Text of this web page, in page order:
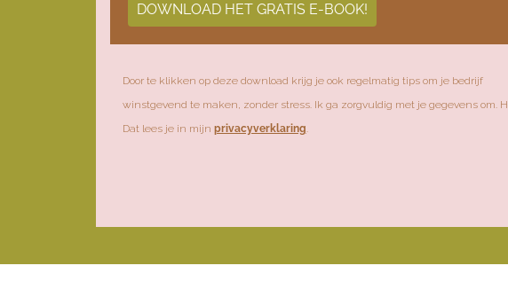
DOWNLOAD HET GRATIS E-BOOK!
Door te klikken op deze download krijg je ook regelmatig tips om je bedrijf
winstgevend te maken, zonder stress. Ik ga zorgvuldig met je gegevens om.
Dat lees je in mijn privacyverklaring.